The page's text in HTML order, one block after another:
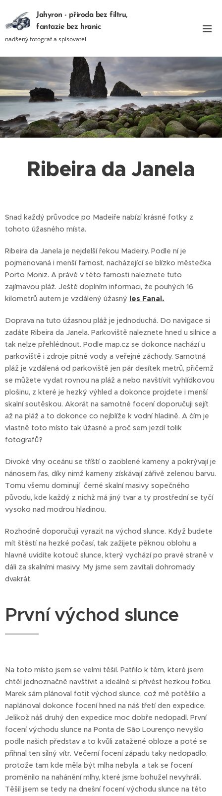
Jahyron - příroda bez filtru,
fantazie bez hranic
nadšený fotograf a spisovatel
Ribeira da Janela
Snad každý průvodce po Madeiře nabízí krásné fotky z
tohoto úžasného místa.
Ribeira da Janela je nejdelší řekou Madeiry. Podle ní je
pojmenovaná i menší farnost, nacházející se blízko městečka
Porto Moniz. A právě v této farnosti naleznete tuto
zajímavou pláž. Ještě doplním informaci, že pouhých 16
kilometrů autem je vzdálený úžasný les Fanal.
Doprava na tuto úžasnou pláž je jednoduchá. Do navigace si
zadáte Ribeira da Janela. Parkoviště naleznete hned u silnice a
tak nelze přehlédnout. Podle map.cz se dokonce nachází u
parkoviště i zdroje pitné vody a veřejné záchody. Samotná
pláž je vzdálená od parkoviště jen pár desítek metrů, přičemž
se můžete vydat rovnou na pláž a nebo navštívit vyhlídkovou
plošinu, z které je hezký výhled a dokonce projdete i menší
skalní soutěskou. Akorát na samotné focení doporučuji sejít
až na pláž a to dokonce co nejblíže k vodní hladině. A čím je
vlastně toto místo tak úžasné a proč sem jezdí tolik
fotografů?
Divoké vlny oceánu se tříští o zaoblené kameny a pokrývají je
nánosem řas, díky nimž kameny získávají zářivě zelenou barvu.
Tomu všemu dominují černé skalní masivy sopečného
původu, kde každý z nichž má jiný tvar a ty prostřední se tyčí
vysoko nad modrou hladinou.
Rozhodně doporučuji vyrazit na východ slunce. Když budete
mít štěstí na hezké počasí, tak zažijete pěknou oblohu a
hlavně uvidíte kotouč slunce, který vychází po pravé straně v
dáli za skalními masivy. My jsme sem zavítali dohromady
dvakrát.
První východ slunce
Na toto místo jsem se velmi těšil. Patřilo k těm, které jsem
chtěl jednoznačně navštívit a ideálně si přivést hezkou fotku.
Marek sám plánoval fotit východ slunce, což mě potěšilo a
naplánoval dokonce focení hned na náš třetí den expedice.
Jelikož náš druhý den expedice moc dobře nedopadl. První
focení východu slunce na Ponta de São Lourenço nevyšlo
podle našich představ a to kvůli zatažené obloze a poté se
přihnal ten silný vítr. Večerní focení západu taky nedopadlo,
protože tam kde měla být mlha nebyla, a tak se focení
proměnilo na nahánění mlhy, které jsme bohužel nevyhráli.
Těšil jsem se tedy na dnešní focení východu slunce na této